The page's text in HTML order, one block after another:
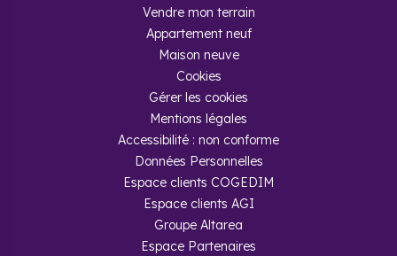
Vendre mon terrain
Appartement neuf
Maison neuve
Cookies
Gérer les cookies
Mentions légales
Accessibilité : non conforme
Données Personnelles
Espace clients COGEDIM
Espace clients AGI
Groupe Altarea
Espace Partenaires